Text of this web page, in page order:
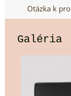
Otázka k
Galéria